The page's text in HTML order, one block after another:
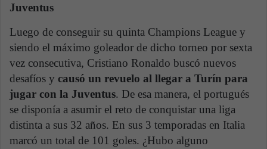
Juventus
Luego de conseguir su quinta Champions League y
siendo el máximo goleador de dicho torneo por sexta
vez consecutiva, Cristiano Ronaldo buscó nuevos
desafíos y causó un revuelo al llegar a Turín para
jugar con la Juventus. De esa manera, el portugués
se disponía a asumir el reto de conquistar una liga
distinta a sus 32 años. En sus 3 temporadas en Italia
marcó un total de 101 goles. ¿Hubo alguno